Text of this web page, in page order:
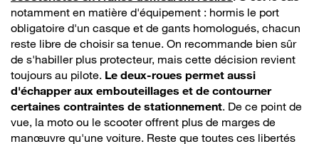
notamment en matière d'équipement : hormis le port
obligatoire d'un casque et de gants homologués, chacun
reste libre de choisir sa tenue. On recommande bien sûr
de s'habiller plus protecteur, mais cette décision revient
toujours au pilote. Le deux-roues permet aussi
d'échapper aux embouteillages et de contourner
certaines contraintes de stationnement. De ce point de
vue, la moto ou le scooter offrent plus de marges de
manœuvre qu'une voiture. Reste que toutes ces libertés